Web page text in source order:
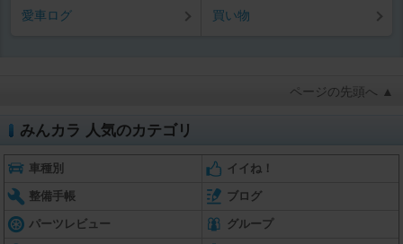
愛車ログ 買い物
ページの先頭へ ▲
みんカラ 人気のカテゴリ
車種別 イイね！
整備手帳 ブログ
パーツレビュー グループ